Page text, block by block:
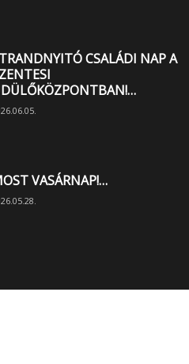
CSALÁDI NAP A
VASÁRNAP!…